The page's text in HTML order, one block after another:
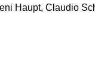
Haupt, Claudio